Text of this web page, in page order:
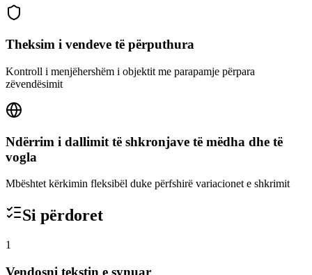
Theksim i vendeve të përputhura
Kontroll i menjëhershëm i objektit me parapamje përpara
zëvendësimit
Ndërrim i dallimit të shkronjave të mëdha dhe të
vogla
Mbështet kërkimin fleksibël duke përfshirë variacionet e shkrimit
Si përdoret
1
Vendosni tekstin e synuar